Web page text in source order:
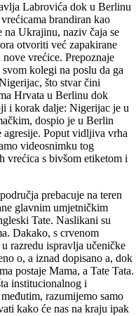
Labrovića dok u Berlinu
brandiran kao
na Ukrajinu, naziv čaja se
otvoriti već zapakirane
vrećice. Prepoznaje
kolegi na poslu da ga
što stvar čini
Hrvata u Berlinu dok
i korak dalje: Nigerijac je u
dospio je u Berlin
Poput vidljiva vrha
videosnimku tog
vrećica s bivšom etiketom i
prebacuje na teren
glavnim umjetničkim
Tate. Naslikani su
Dakako, s crvenom
razredu ispravlja učeničke
o, a iznad dopisano a, dok
postaje Mama, a Tate Tata.
institucionalnog i
razumijemo samo
kako će nas na kraju ipak